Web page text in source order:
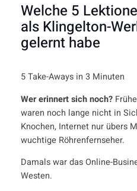
Welche 5
als Klingelton-
gelernt habe
5 Take-Aways in 3 Minuten
Wer erinnert sich noch?
waren noch lange nicht in
Knochen, Internet nur übers
wuchtige Röhrenfernseher.
Damals war das Online-
Westen.